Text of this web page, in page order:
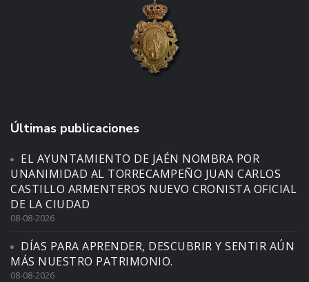
Últimas publicaciones
EL AYUNTAMIENTO DE JAÉN NOMBRA POR
UNANIMIDAD AL TORRECAMPEÑO JUAN CARLOS
CASTILLO ARMENTEROS NUEVO CRONISTA OFICIAL
DE LA CIUDAD
08-08-2026
DÍAS PARA APRENDER, DESCUBRIR Y SENTIR AÚN
MÁS NUESTRO PATRIMONIO.
08-08-2026